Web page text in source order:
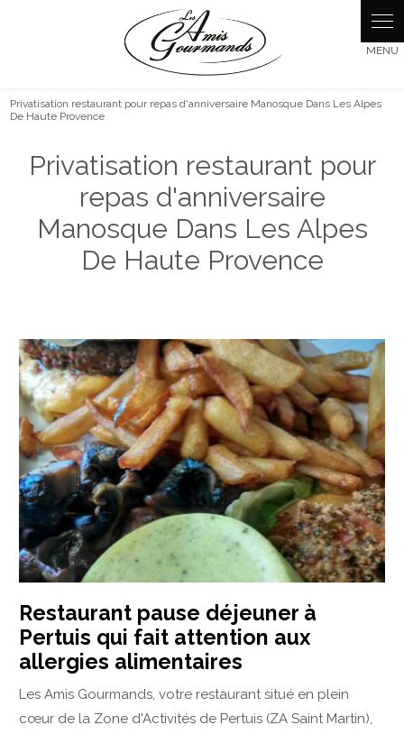
Privatisation restaurant pour repas d'anniversaire Manosque Dans Les Alpes
De Haute Provence
Privatisation restaurant pour
repas d'anniversaire
Manosque Dans Les Alpes
De Haute Provence
Restaurant pause déjeuner à
Pertuis qui fait attention aux
allergies alimentaires
Les Amis Gourmands, votre restaurant situé en plein
cœur de la Zone d'Activités de Pertuis (ZA Saint Martin),
Panneau de gestion des cookies